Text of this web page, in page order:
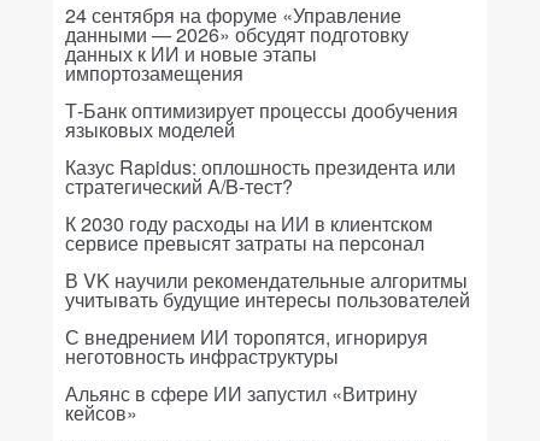
24 сентября на форуме «Управление
данными — 2026» обсудят подготовку
данных к ИИ и новые этапы
импортозамещения
Т-Банк оптимизирует процессы дообучения
языковых моделей
Казус Rapidus: оплошность президента или
стратегический A/B-тест?
К 2030 году расходы на ИИ в клиентском
сервисе превысят затраты на персонал
В VK научили рекомендательные алгоритмы
учитывать будущие интересы пользователей
С внедрением ИИ торопятся, игнорируя
неготовность инфраструктуры
Альянс в сфере ИИ запустил «Витрину
кейсов»